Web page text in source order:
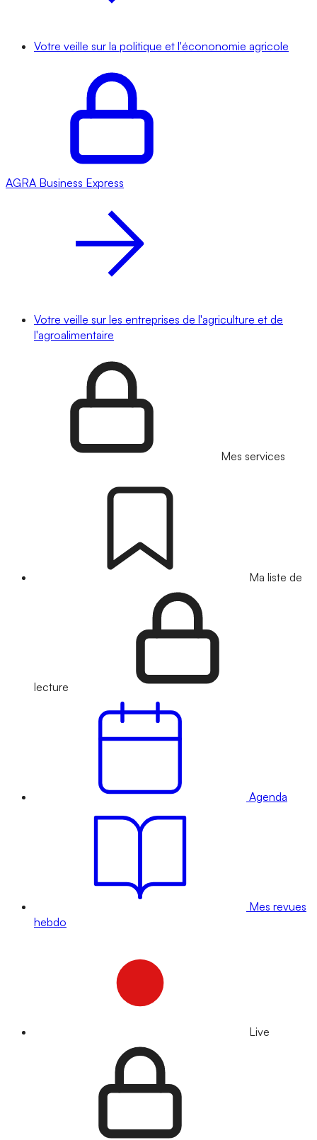
Votre veille sur la politique et l'écononomie agricole
AGRA Business Express
Votre veille sur les entreprises de l'agriculture et de
l'agroalimentaire
Mes services
Ma liste de
lecture
Agenda
Mes revues
hebdo
Live